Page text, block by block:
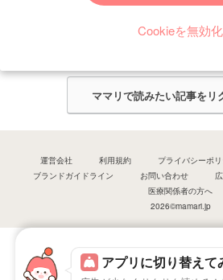
アプリに切り替えて
Cookieを無効化
ママリ編集部がみなさんのご意見をもとに記
ママリで読みたい記事をリ
運営会社 利用規約 プライバシーポ
ブランドガイドライン
お問い合わせ
医療関係者の方へ
2026©mamari.jp